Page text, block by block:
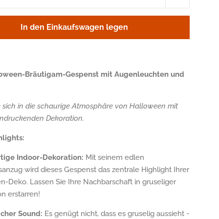
In den Einkaufswagen legen
Bräutigam-Gespenst mit Augenleuchten und
sich in die schaurige Atmosphäre von Halloween mit
Dekoration.
Indoor-Dekoration: Mit seinem edlen
wird dieses Gespenst das zentrale Highlight Ihrer
Deko. Lassen Sie Ihre Nachbarschaft in gruseliger
erstarren!
Sound: Es genügt nicht, dass es gruselig aussieht -